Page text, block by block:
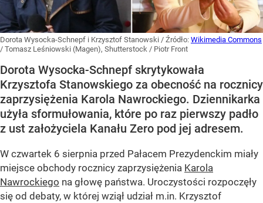
Dorota Wysocka-Schnepf i Krzysztof Stanowski / Źródło: Wikimedia Commons
/ Tomasz Leśniowski (Magen), Shutterstock / Piotr Front
Dorota Wysocka-Schnepf skrytykowała
Krzysztofa Stanowskiego za obecność na rocznicy
zaprzysiężenia Karola Nawrockiego. Dziennikarka
użyła sformułowania, które po raz pierwszy padło
z ust założyciela Kanału Zero pod jej adresem.
W czwartek 6 sierpnia przed Pałacem Prezydenckim miały
miejsce obchody rocznicy zaprzysiężenia Karola
Nawrockiego na głowę państwa. Uroczystości rozpoczęły
się od debaty, w której wziął udział m.in. Krzysztof